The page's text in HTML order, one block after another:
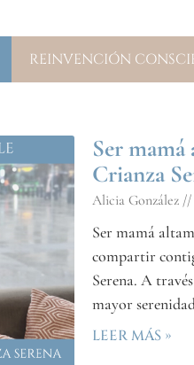
REINVENCIÓN
Ser
Crianza
Alicia González
Ser mamá
compartir
Serena. A
mayor
LEER MÁS »